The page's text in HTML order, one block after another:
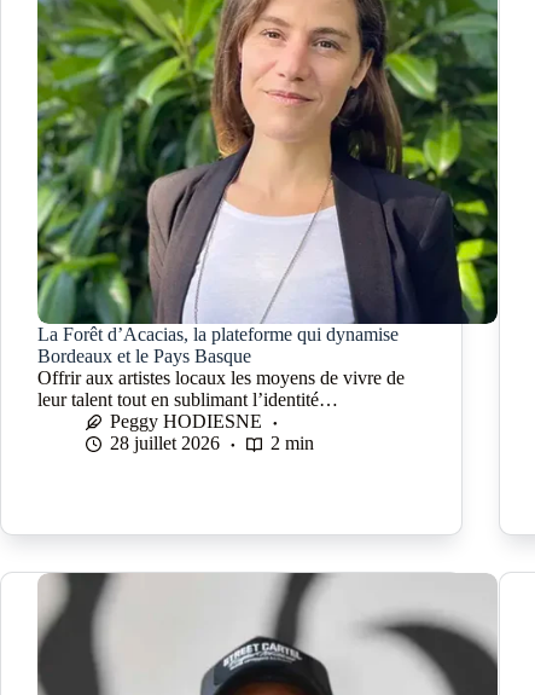
La Forêt d’Acacias, la plateforme qui dynamise
Bordeaux et le Pays Basque
Offrir aux artistes locaux les moyens de vivre de
leur talent tout en sublimant l’identité…
Peggy HODIESNE
28 juillet 2026
2 min